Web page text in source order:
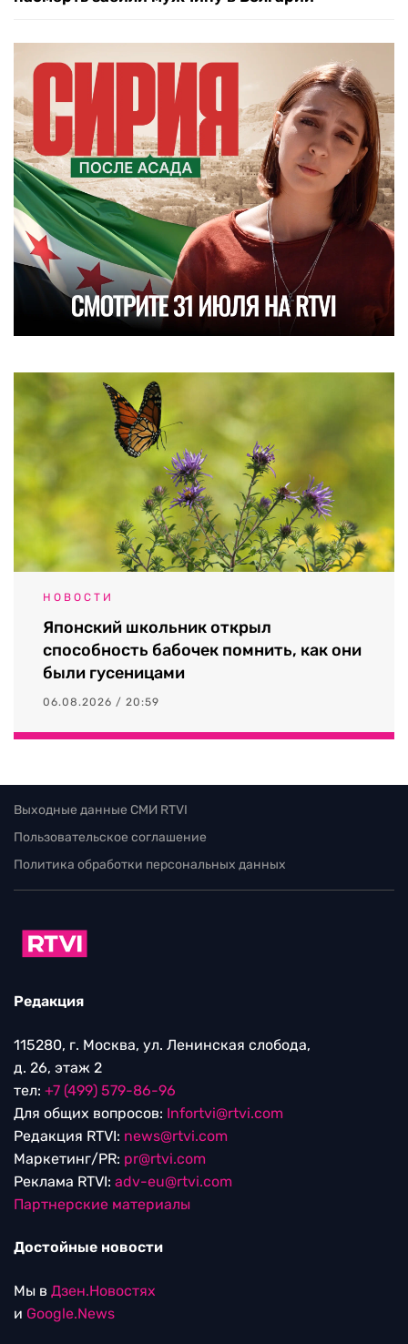
НОВОСТИ
Японский школьник открыл
способность бабочек помнить, как они
были гусеницами
06.08.2026 / 20:59
Выходные данные СМИ RTVI
Пользовательское соглашение
Политика обработки персональных данных
Редакция
115280, г. Москва, ул. Ленинская слобода,
д. 26, этаж 2
тел: +7 (499) 579-86-96
Для общих вопросов: Infortvi@rtvi.com
Редакция RTVI: news@rtvi.com
Маркетинг/PR: pr@rtvi.com
Реклама RTVI: adv-eu@rtvi.com
Партнерские материалы
Достойные новости
Мы в Дзен.Новостях
и Google.News